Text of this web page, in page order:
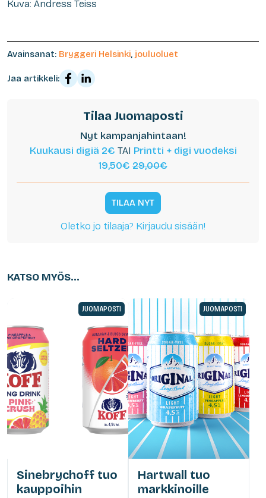
Kuva: Andress Teiss
Avainsanat: Bryggeri Helsinki, jouluoluet
Jaa artikkeli:
Tilaa Juomaposti
Nyt kampanjahintaan!
Kuukausi digiä 2€ TAI Printti + digi vuodeksi
19,50€ 29,00€
TILAA NYT
Oletko jo tilaaja? Kirjaudu sisään!
KATSO MYÖS...
JUOMAPOSTI
Sinebrychoff tuo
kauppoihin
JUOMAPOSTI
Hartwall tuo
markkinoille